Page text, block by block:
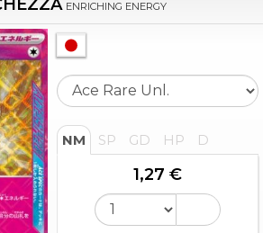
ENRICHING ENERGY
NM SP GD HP D
1,27 €